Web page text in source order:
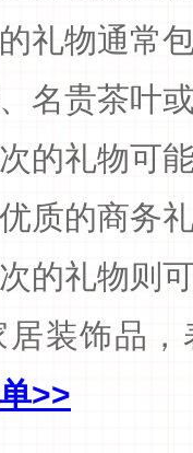
礼物通常
名贵茶叶
的礼物可
质的商务
的礼物则
装饰品
>>